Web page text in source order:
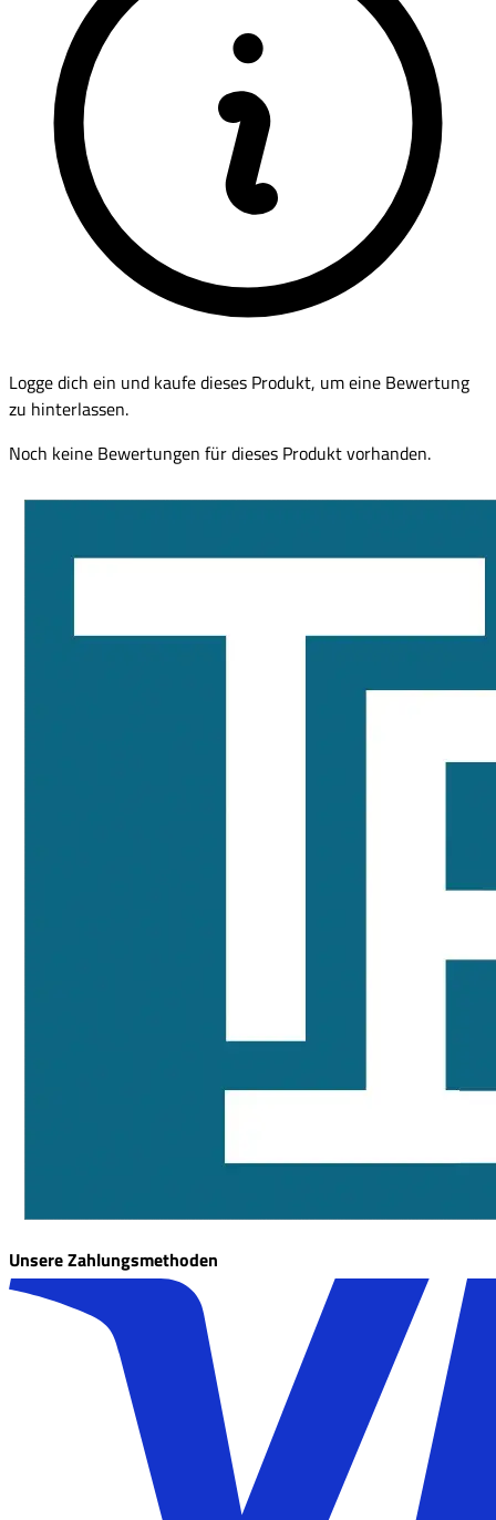
Logge dich ein und kaufe dieses Produkt, um eine Bewertung
zu hinterlassen.
Noch keine Bewertungen für dieses Produkt vorhanden.
Unsere Zahlungsmethoden